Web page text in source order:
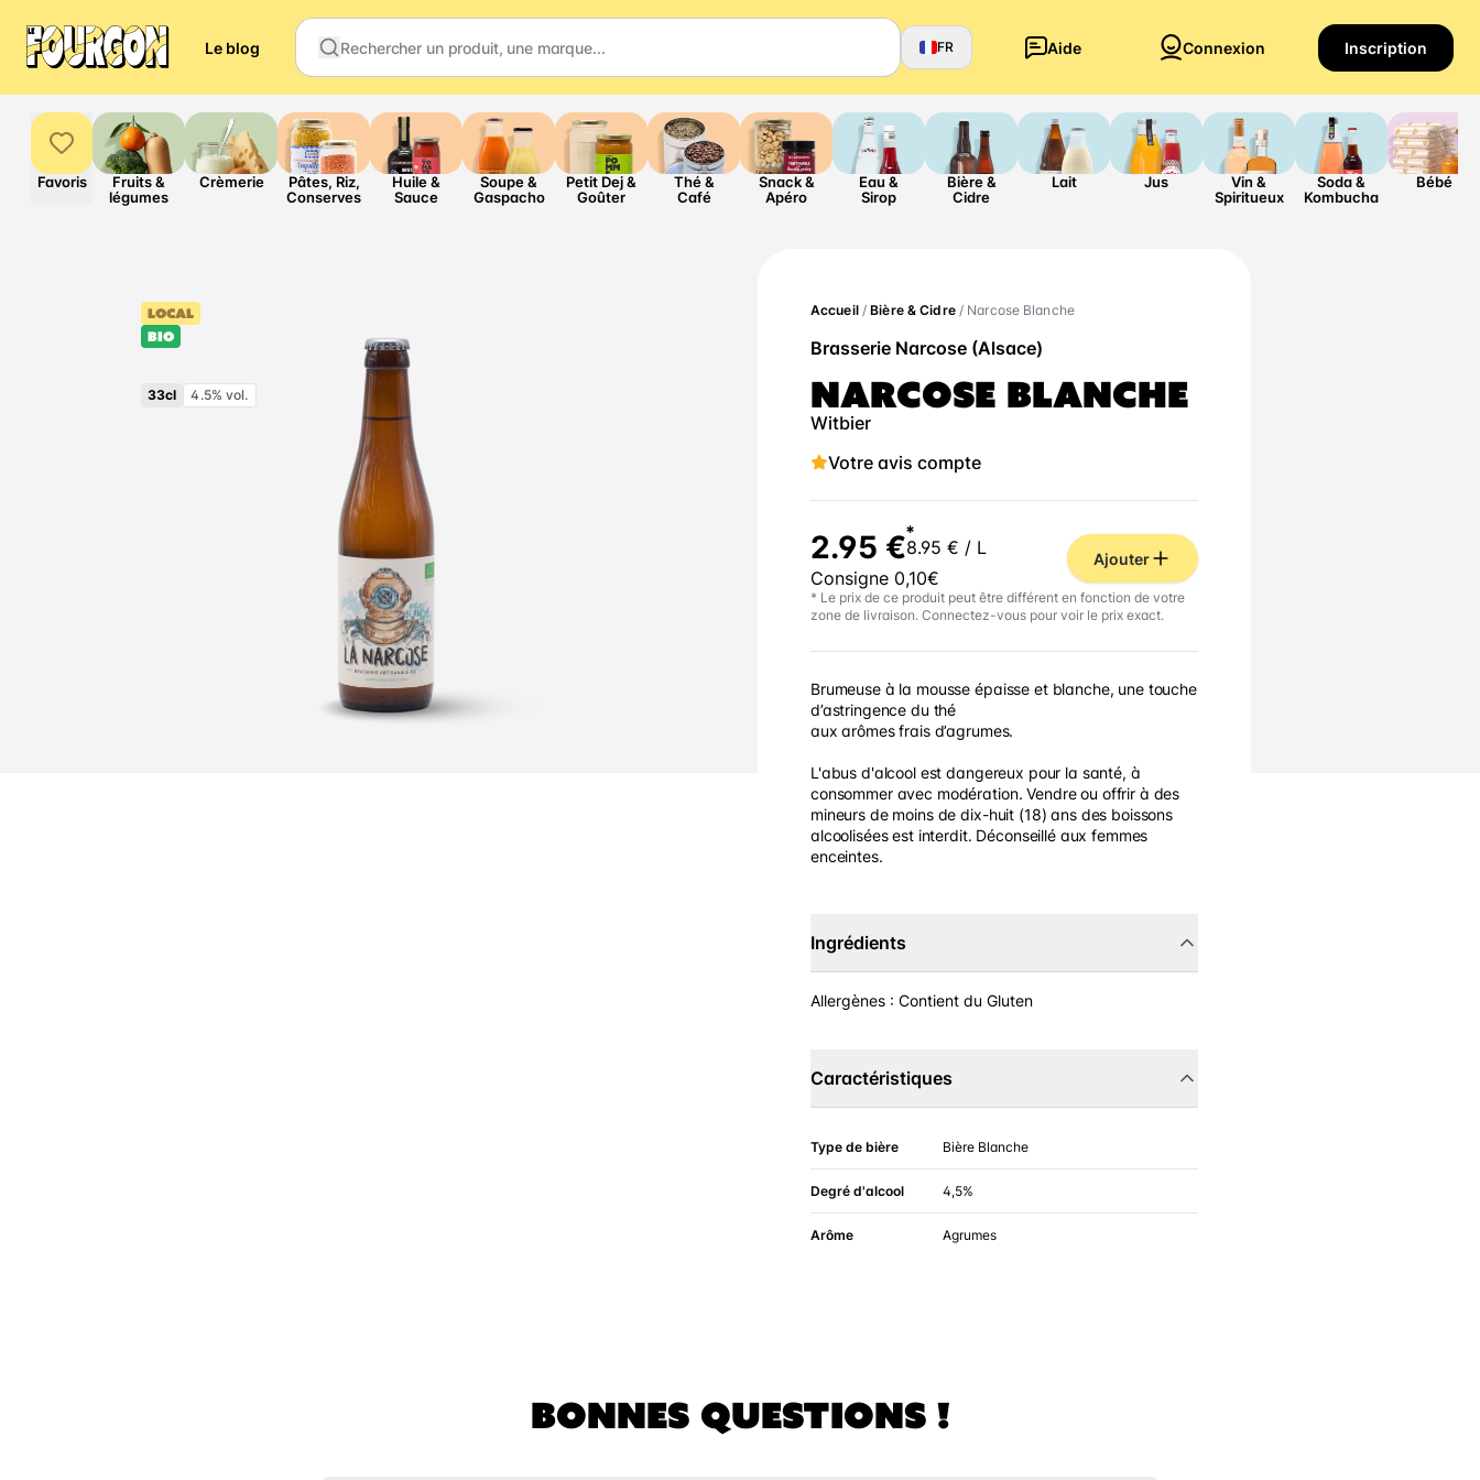
Le blog FR Aide Connexion Inscription
Favoris
Fruits &
légumes
Crèmerie
Pâtes, Riz,
Conserves
Huile &
Sauce
Soupe &
Gaspacho
Petit Dej &
Goûter
Thé &
Café
Snack &
Apéro
Eau &
Sirop
Bière &
Cidre
Lait Jus
Vin &
Spiritueux
Soda &
Kombucha
Bébé
LOCAL
BIO
33cl 4.5% vol.
Accueil/Bière & Cidre/ Narcose Blanche
Brasserie Narcose (Alsace)
NARCOSE BLANCHE
Witbier
Votre avis compte
2.95 €*
8.95 € / L
Consigne 0,10€
Ajouter
* Le prix de ce produit peut être différent en fonction de votre
zone de livraison. Connectez-vous pour voir le prix exact.
Brumeuse à la mousse épaisse et blanche, une touche
d’astringence du thé
aux arômes frais d’agrumes.
L'abus d'alcool est dangereux pour la santé, à
consommer avec modération. Vendre ou offrir à des
mineurs de moins de dix-huit (18) ans des boissons
alcoolisées est interdit. Déconseillé aux femmes
enceintes.
Ingrédients
Allergènes : Contient du Gluten
Caractéristiques
Type de bière Bière Blanche
Degré d'alcool 4,5%
Arôme Agrumes
BONNES QUESTIONS !